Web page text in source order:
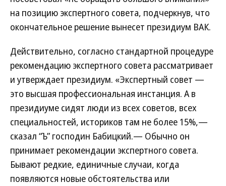
на позицию экспертного совета, подчеркнув, что
окончательное решение вынесет президиум ВАК.
Действительно, согласно стандартной процедуре
рекомендацию экспертного совета рассматривает
и утверждает президиум. «Экспертный совет —
это высшая профессиональная инстанция. А в
президиуме сидят люди из всех советов, всех
специальностей, историков там не более 15%,—
сказал “Ъ” господин Бабицкий.— Обычно он
принимает рекомендации экспертного совета.
Бывают редкие, единичные случаи, когда
появляются новые обстоятельства или